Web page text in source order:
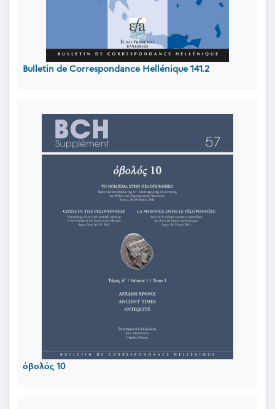
Bulletin de Correspondance Hellénique 141.2
ὀβολός 10